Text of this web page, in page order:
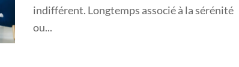
indifférent. Longtemps associé à la sérénité
ou...